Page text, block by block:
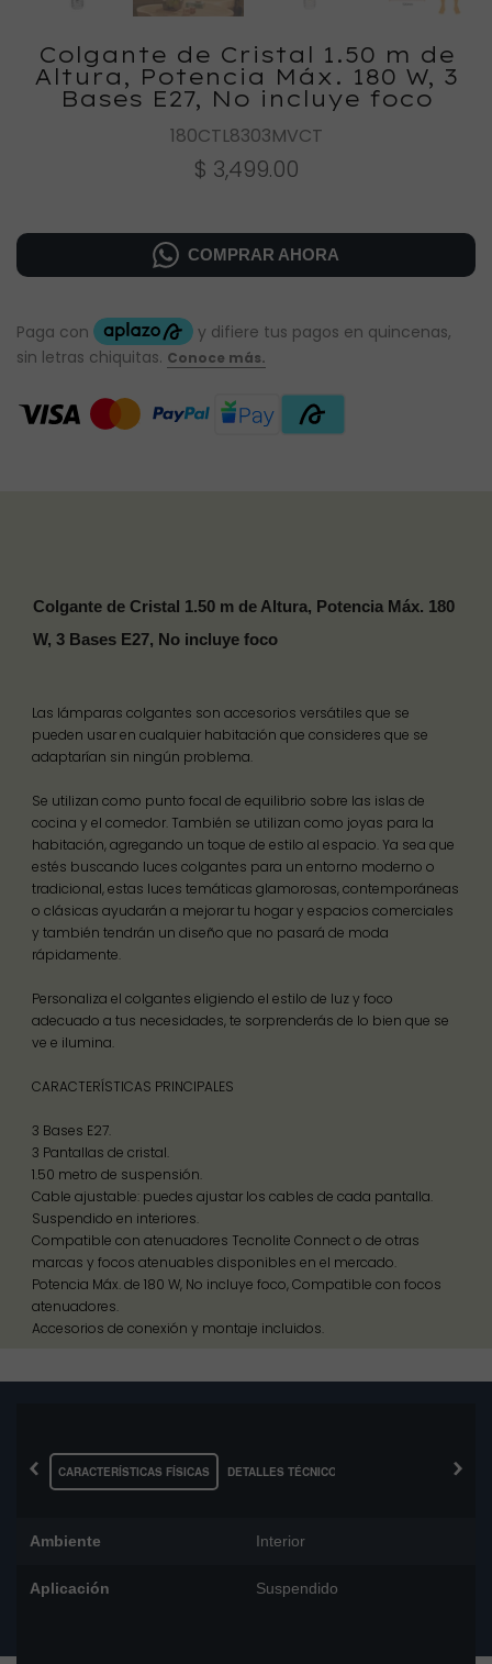
Colgante de Cristal 1.50 m de
Altura, Potencia Máx. 180 W, 3
Bases E27, No incluye foco
180CTL8303MVCT
$ 3,499.00
COMPRAR AHORA
Colgante de Cristal 1.50 m de Altura, Potencia Máx. 180
W, 3 Bases E27, No incluye foco
Las lámparas colgantes son accesorios versátiles que se
pueden usar en cualquier habitación que consideres que se
adaptarían sin ningún problema.
Se utilizan como punto focal de equilibrio sobre las islas de
cocina y el comedor. También se utilizan como joyas para la
habitación, agregando un toque de estilo al espacio. Ya sea que
estés buscando luces colgantes para un entorno moderno o
tradicional, estas luces temáticas glamorosas, contemporáneas
o clásicas ayudarán a mejorar tu hogar y espacios comerciales
y también tendrán un diseño que no pasará de moda
rápidamente.
Personaliza el colgantes eligiendo el estilo de luz y foco
adecuado a tus necesidades, te sorprenderás de lo bien que se
ve e ilumina.
CARACTERÍSTICAS PRINCIPALES
3 Bases E27.
3 Pantallas de cristal.
1.50 metro de suspensión.
Cable ajustable: puedes ajustar los cables de cada pantalla.
Suspendido en interiores.
Compatible con atenuadores Tecnolite Connect o de otras
marcas y focos atenuables disponibles en el mercado.
Potencia Máx. de 180 W, No incluye foco, Compatible con focos
atenuadores.
Accesorios de conexión y montaje incluidos.
‹ CARACTERÍSTICAS FÍSICAS DETALLES TÉCNICOS ›
Ambiente Interior
Aplicación Suspendido